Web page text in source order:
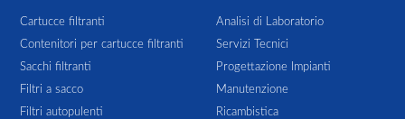
Cartucce filtranti
Contenitori per cartucce filtranti
Sacchi filtranti
Filtri a sacco
Filtri autopulenti
Analisi di Laboratorio
Servizi Tecnici
Progettazione Impianti
Manutenzione
Ricambistica